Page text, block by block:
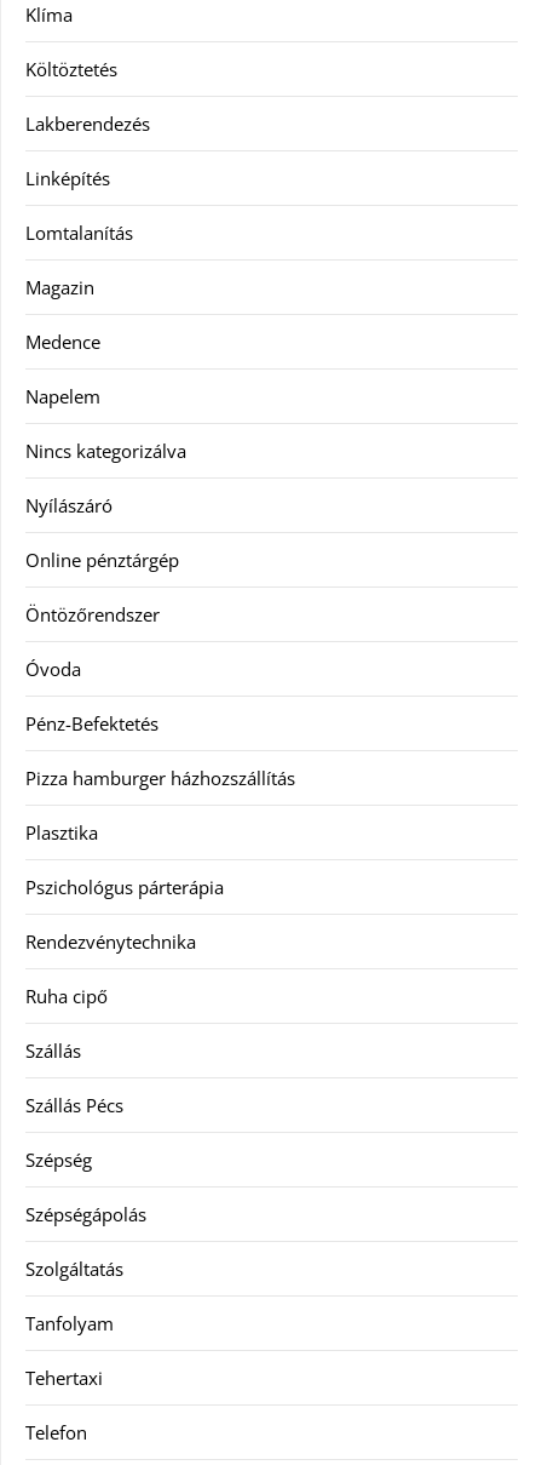
Klíma
Költöztetés
Lakberendezés
Linképítés
Lomtalanítás
Magazin
Medence
Napelem
Nincs kategorizálva
Nyílászáró
Online pénztárgép
Öntözőrendszer
Óvoda
Pénz-Befektetés
Pizza hamburger házhozszállítás
Plasztika
Pszichológus párterápia
Rendezvénytechnika
Ruha cipő
Szállás
Szállás Pécs
Szépség
Szépségápolás
Szolgáltatás
Tanfolyam
Tehertaxi
Telefon